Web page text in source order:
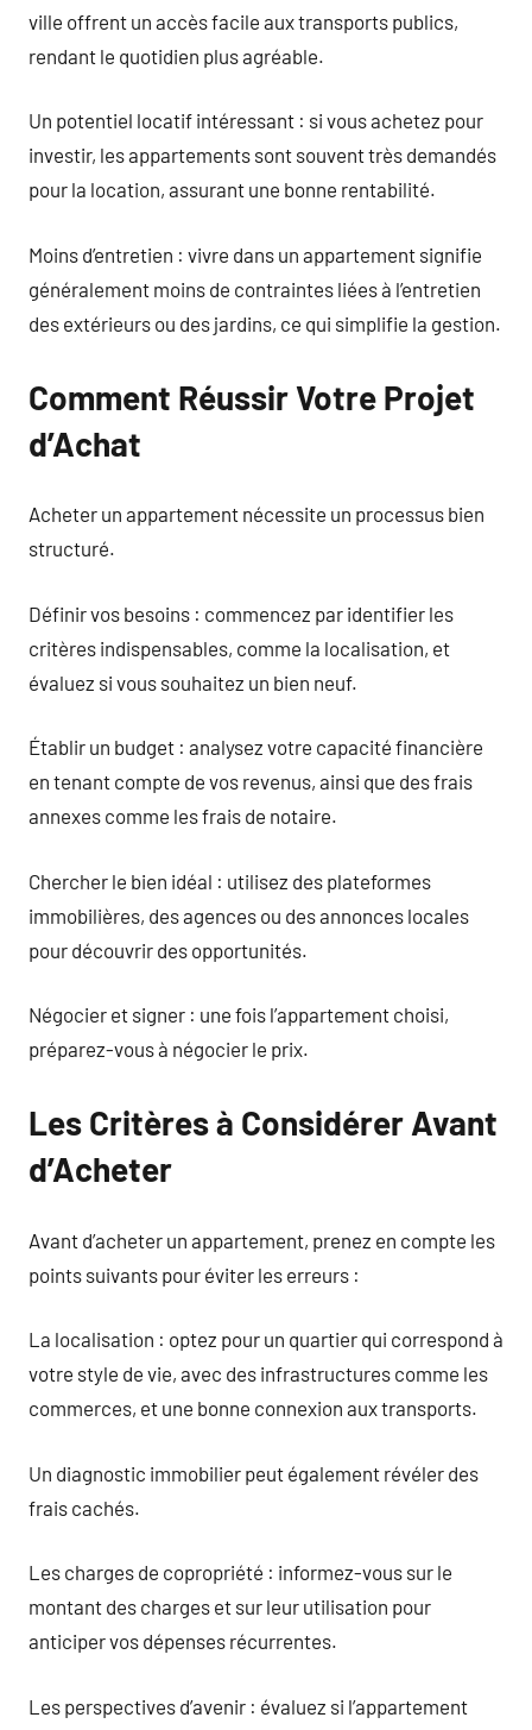
ville offrent un accès facile aux transports publics,
rendant le quotidien plus agréable.
Un potentiel locatif intéressant : si vous achetez pour
investir, les appartements sont souvent très demandés
pour la location, assurant une bonne rentabilité.
Moins d’entretien : vivre dans un appartement signifie
généralement moins de contraintes liées à l’entretien
des extérieurs ou des jardins, ce qui simplifie la gestion.
Comment Réussir Votre Projet
d’Achat
Acheter un appartement nécessite un processus bien
structuré.
Définir vos besoins : commencez par identifier les
critères indispensables, comme la localisation, et
évaluez si vous souhaitez un bien neuf.
Établir un budget : analysez votre capacité financière
en tenant compte de vos revenus, ainsi que des frais
annexes comme les frais de notaire.
Chercher le bien idéal : utilisez des plateformes
immobilières, des agences ou des annonces locales
pour découvrir des opportunités.
Négocier et signer : une fois l’appartement choisi,
préparez-vous à négocier le prix.
Les Critères à Considérer Avant
d’Acheter
Avant d’acheter un appartement, prenez en compte les
points suivants pour éviter les erreurs :
La localisation : optez pour un quartier qui correspond à
votre style de vie, avec des infrastructures comme les
commerces, et une bonne connexion aux transports.
Un diagnostic immobilier peut également révéler des
frais cachés.
Les charges de copropriété : informez-vous sur le
montant des charges et sur leur utilisation pour
anticiper vos dépenses récurrentes.
Les perspectives d’avenir : évaluez si l’appartement